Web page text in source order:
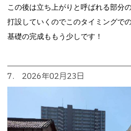
この後は立ち上がりと呼ばれる部分
打設していくのでこのタイミングで
基礎の完成ももう少しです！
7. 2026年02月23日